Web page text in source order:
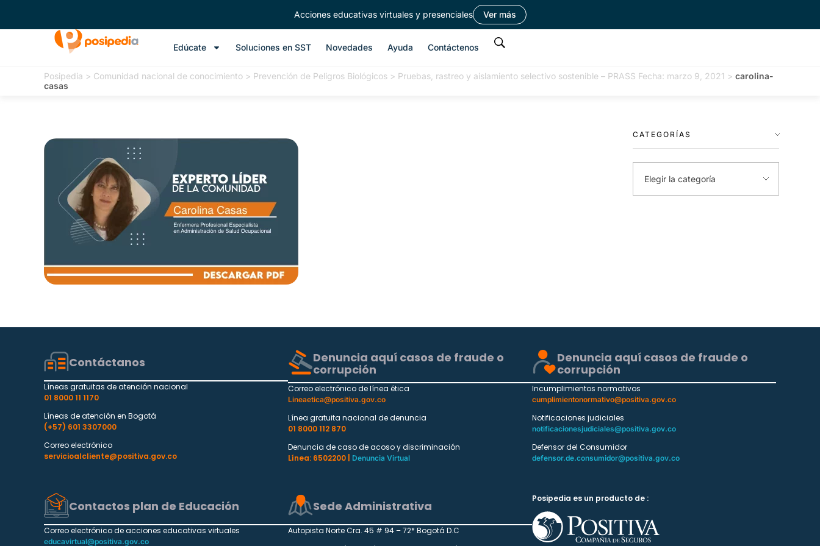
Acciones educativas virtuales y presenciales Ver más
Edúcate Soluciones en SST Novedades Ayuda Contáctenos
Posipedia > Comunidad nacional de conocimiento > Prevención de Peligros Biológicos > Pruebas, rastreo y aislamiento selectivo sostenible – PRASS Fecha: marzo 9, 2021 > carolina-
casas
CATEGORÍAS
Contáctanos
Líneas gratuitas de atención nacional
01 8000 11 1170
Líneas de atención en Bogotá
(+57) 601 3307000
Correo electrónico
servicioalcliente@positiva.gov.co
Denuncia aquí casos de fraude o
corrupción
Correo electrónico de línea ética
Lineaetica@positiva.gov.co
Línea gratuita nacional de denuncia
01 8000 112 870
Denuncia de caso de acoso y discriminación
Línea: 6502200 |
Denuncia Virtual
Denuncia aquí casos de fraude o
corrupción
Incumplimientos normativos
cumplimientonormativo@positiva.gov.co
Notificaciones judiciales
notificacionesjudiciales@positiva.gov.co
Defensor del Consumidor
defensor.de.consumidor@positiva.gov.co
Contactos plan de Educación
Correo electrónico de acciones educativas virtuales
educavirtual@positiva.gov.co
Sede Administrativa
Autopista Norte Cra. 45 # 94 – 72* Bogotá D.C
Posipedia es un producto de :